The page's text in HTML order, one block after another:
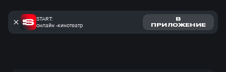
START:
онлайн -кинотеатр
В
ПРИЛОЖЕНИЕ